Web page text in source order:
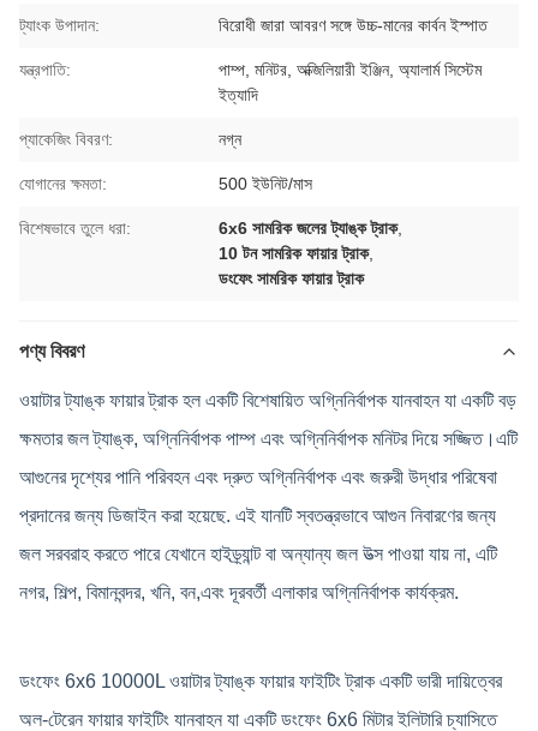
ট্যাংক উপাদান: বিরোধী জারা আবরণ সঙ্গে উচ্চ-মানের কার্বন ইস্পাত
যন্ত্রপাতি:
পাম্প, মনিটর, অক্জিলিয়ারী ইঞ্জিন, অ্যালার্ম সিস্টেম
ইত্যাদি
প্যাকেজিং বিবরণ: নগ্ন
যোগানের ক্ষমতা: 500 ইউনিট/মাস
বিশেষভাবে তুলে ধরা: 6x6 সামরিক জলের ট্যাঙ্ক ট্রাক,
10 টন সামরিক ফায়ার ট্রাক,
ডংফেং সামরিক ফায়ার ট্রাক
পণ্য বিবরণ
ওয়াটার ট্যাঙ্ক ফায়ার ট্রাক হল একটি বিশেষায়িত অগ্নিনির্বাপক যানবাহন যা একটি বড়
ক্ষমতার জল ট্যাঙ্ক, অগ্নিনির্বাপক পাম্প এবং অগ্নিনির্বাপক মনিটর দিয়ে সজ্জিত।এটি
আগুনের দৃশ্যের পানি পরিবহন এবং দ্রুত অগ্নিনির্বাপক এবং জরুরী উদ্ধার পরিষেবা
প্রদানের জন্য ডিজাইন করা হয়েছে. এই যানটি স্বতন্ত্রভাবে আগুন নিবারণের জন্য
জল সরবরাহ করতে পারে যেখানে হাইড্র্যান্ট বা অন্যান্য জল উত্স পাওয়া যায় না, এটি
নগর, শিল্প, বিমানবন্দর, খনি, বন,এবং দূরবর্তী এলাকার অগ্নিনির্বাপক কার্যক্রম.
ডংফেং 6x6 10000L ওয়াটার ট্যাঙ্ক ফায়ার ফাইটিং ট্রাক একটি ভারী দায়িত্বের
অল-টেরেন ফায়ার ফাইটিং যানবাহন যা একটি ডংফেং 6x6 মিটার ইলিটারি চ্যাসিতে